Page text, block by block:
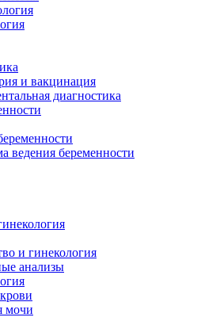
и вакцинация
диагностика
ведения беременности
и гинекология
анализы
мочи